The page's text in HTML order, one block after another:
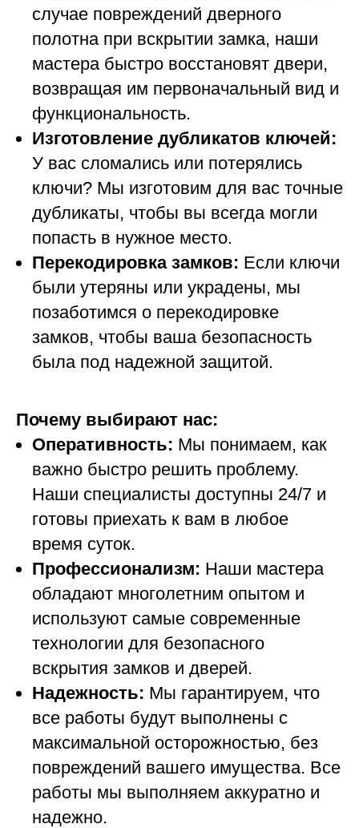
случае повреждений дверного
полотна при вскрытии замка, наши
мастера быстро восстановят двери,
возвращая им первоначальный вид и
функциональность.
Изготовление дубликатов ключей:
У вас сломались или потерялись
ключи? Мы изготовим для вас точные
дубликаты, чтобы вы всегда могли
попасть в нужное место.
Перекодировка замков: Если ключи
были утеряны или украдены, мы
позаботимся о перекодировке
замков, чтобы ваша безопасность
была под надежной защитой.
Почему выбирают нас:
Оперативность: Мы понимаем, как
важно быстро решить проблему.
Наши специалисты доступны 24/7 и
готовы приехать к вам в любое
время суток.
Профессионализм: Наши мастера
обладают многолетним опытом и
используют самые современные
технологии для безопасного
вскрытия замков и дверей.
Надежность: Мы гарантируем, что
все работы будут выполнены с
максимальной осторожностью, без
повреждений вашего имущества. Все
работы мы выполняем аккуратно и
надежно.